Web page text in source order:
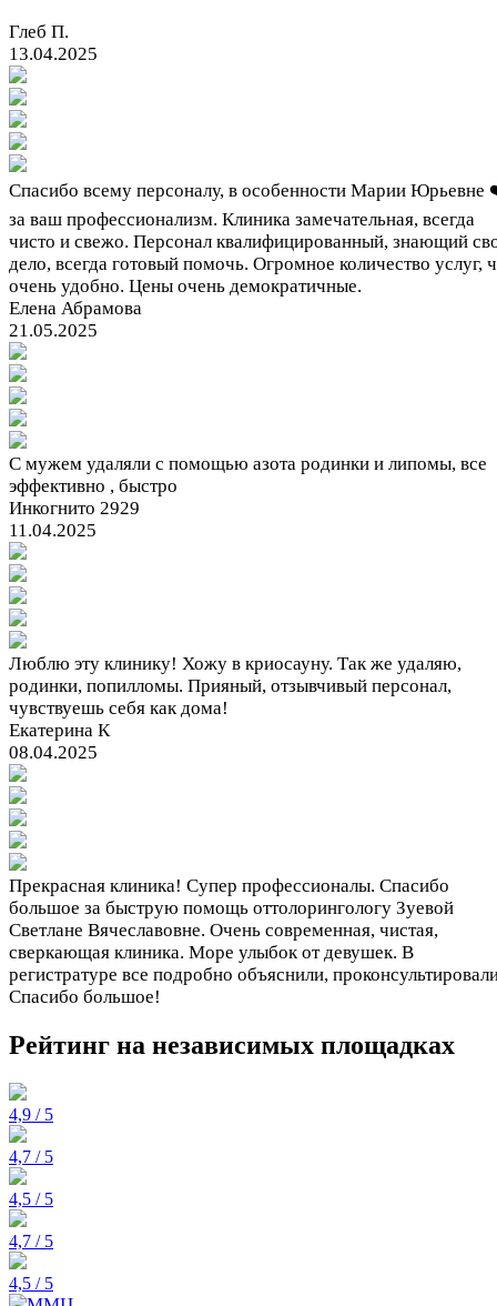
Глеб П.
13.04.2025
Спасибо всему персоналу, в особенности Марии Юрьевне
за ваш профессионализм. Клиника замечательная, всегда
чисто и свежо. Персонал квалифицированный, знающий
дело, всегда готовый помочь. Огромное количество услуг,
очень удобно. Цены очень демократичные.
Елена Абрамова
21.05.2025
С мужем удаляли с помощью азота родинки и липомы, все
эффективно , быстро
Инкогнито 2929
11.04.2025
Люблю эту клинику! Хожу в криосауну. Так же удаляю,
родинки, попилломы. Прияный, отзывчивый персонал,
чувствуешь себя как дома!
Екатерина К
08.04.2025
Прекрасная клиника! Супер профессионалы. Спасибо
большое за быструю помощь оттолорингологу Зуевой
Светлане Вячеславовне. Очень современная, чистая,
сверкающая клиника. Море улыбок от девушек. В
регистратуре все подробно объяснили,
Спасибо большое!
Рейтинг на независимых площадках
4,9 / 5
4,7 / 5
4,5 / 5
4,7 / 5
4,5 / 5